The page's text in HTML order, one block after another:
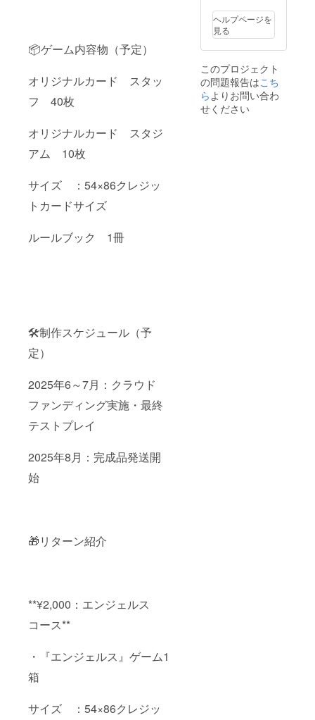
📦ゲーム内容物（予定）
オリジナルカード スタッ
フ 40枚
オリジナルカード スタジ
アム 10枚
サイズ ：54×86クレジッ
トカードサイズ
ルールブック 1冊
🛠制作スケジュール（予
定）
2025年6～7月：クラウド
ファンディング実施・最終
テストプレイ
2025年8月：完成品発送開
始
🎁リターン紹介
**¥2,000：エンジェルス
コース**
・『エンジェルス』ゲーム1
箱
サイズ ：54×86クレジッ
ヘルプページを
見る
このプロジェクト
の問題報告はこち
ら よりお問い合わ
せください